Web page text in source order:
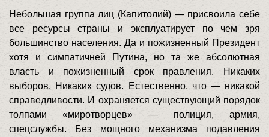
Небольшая группа лиц (Капитолий) — присвоила себе
все ресурсы страны и эксплуатирует по чем зря
большинство населения. Да и пожизненный Президент
хотя и симпатичней Путина, но та же абсолютная
власть и пожизненный срок правления. Никаких
выборов. Никаких судов. Естественно, что — никакой
справедливости. И охраняется существующий порядок
толпами «миротворцев» — полиция, армия,
спецслужбы. Без мощного механизма подавления